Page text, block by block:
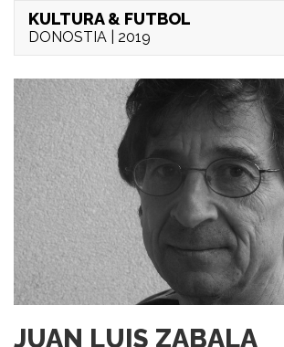
KULTURA & FUTBOL
DONOSTIA | 2019
JUAN LUIS ZABALA